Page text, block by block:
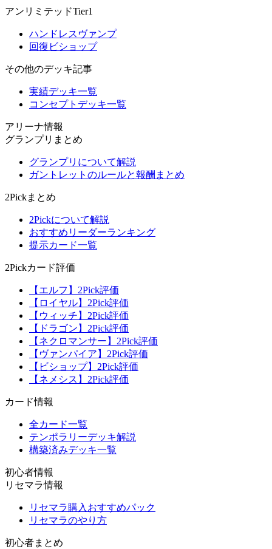
アンリミテッドTier1
ハンドレスヴァンプ
回復ビショップ
その他のデッキ記事
実績デッキ一覧
コンセプトデッキ一覧
アリーナ情報
グランプリまとめ
グランプリについて解説
ガントレットのルールと報酬まとめ
2Pickまとめ
2Pickについて解説
おすすめリーダーランキング
提示カード一覧
2Pickカード評価
【エルフ】2Pick評価
【ロイヤル】2Pick評価
【ウィッチ】2Pick評価
【ドラゴン】2Pick評価
【ネクロマンサー】2Pick評価
【ヴァンパイア】2Pick評価
【ビショップ】2Pick評価
【ネメシス】2Pick評価
カード情報
全カード一覧
テンポラリーデッキ解説
構築済みデッキ一覧
初心者情報
リセマラ情報
リセマラ購入おすすめパック
リセマラのやり方
初心者まとめ